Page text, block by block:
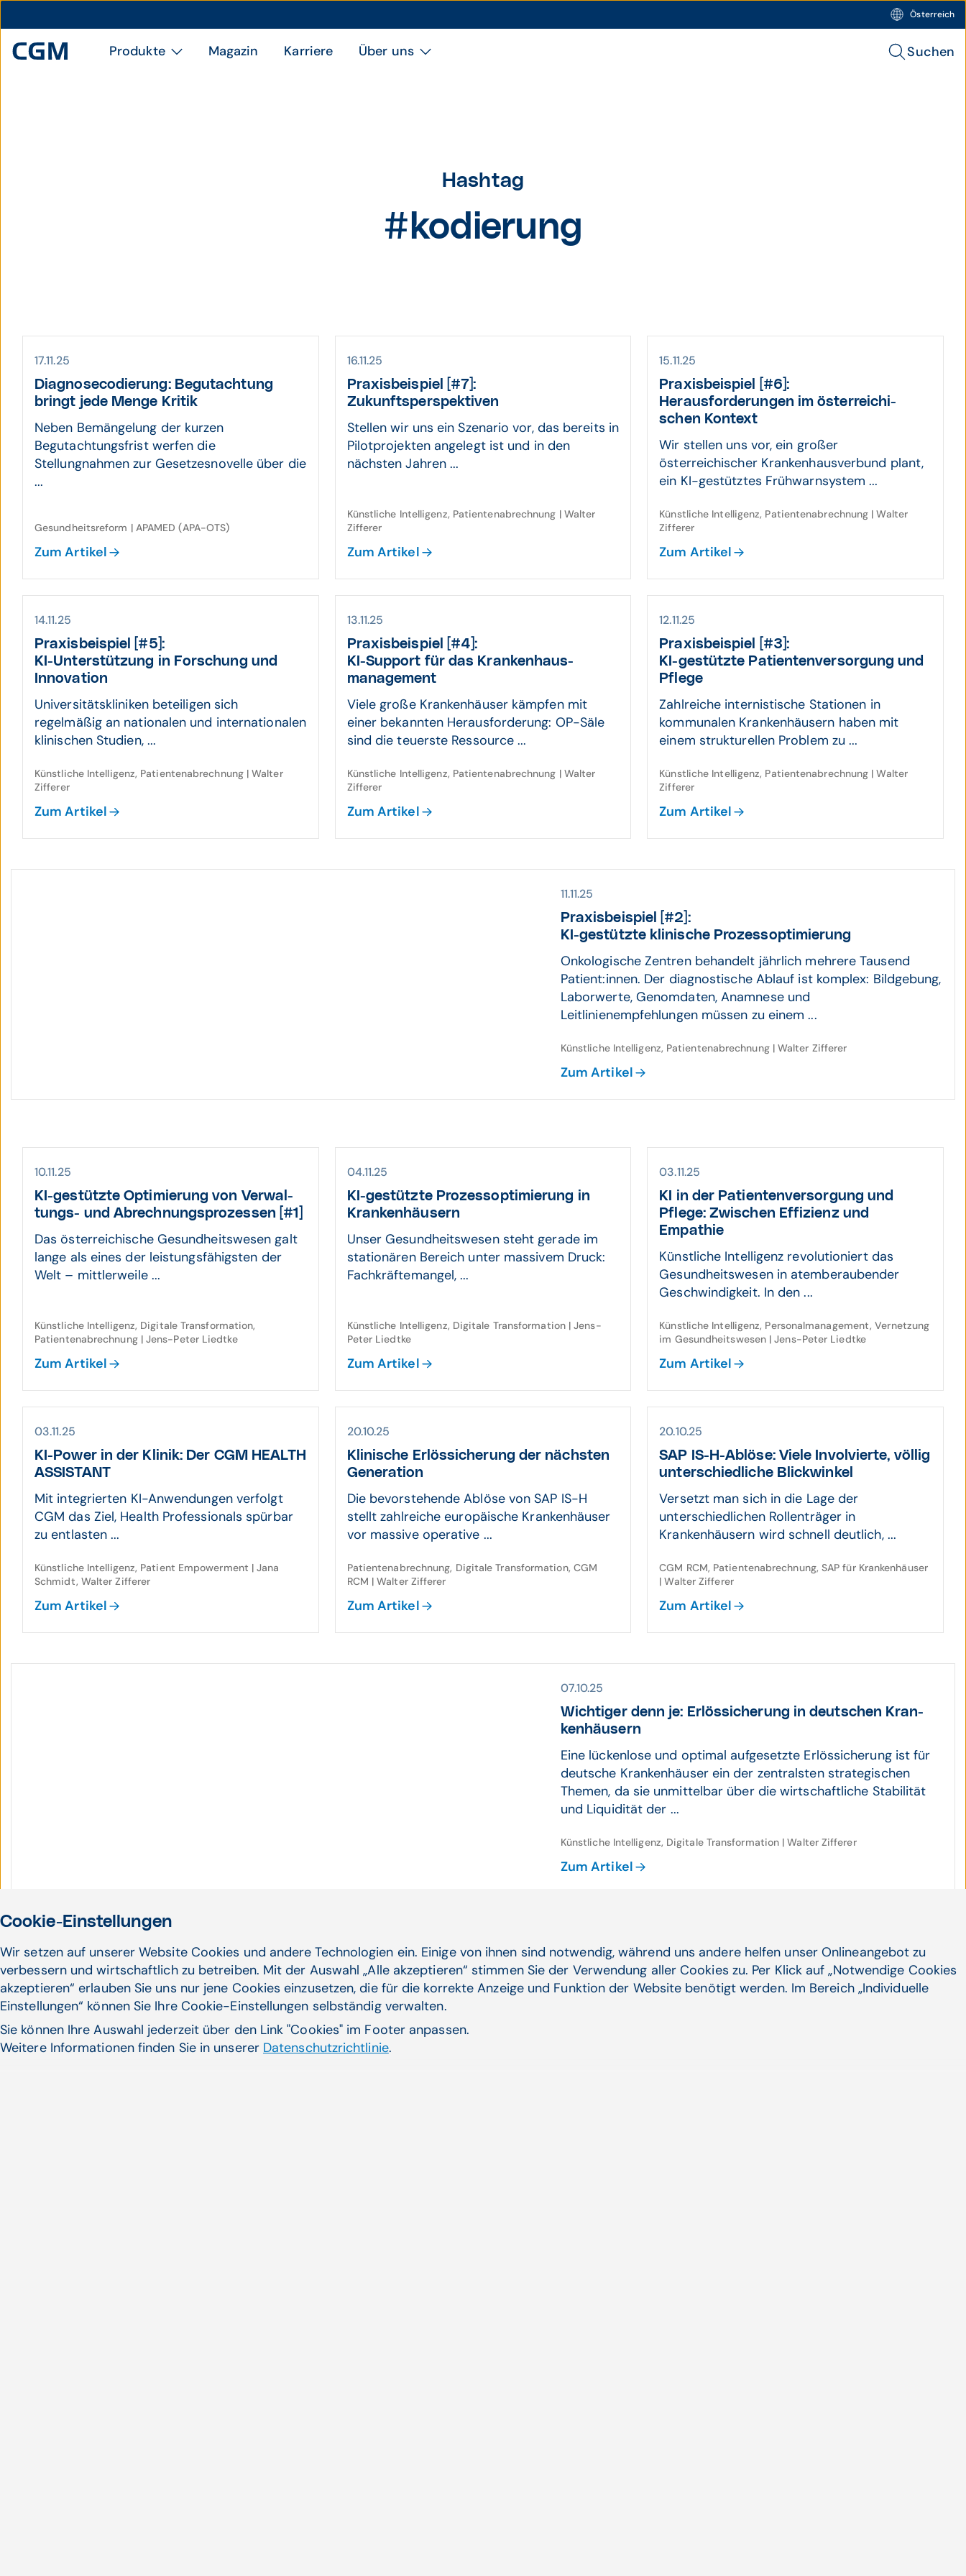
Österreich
Produkte Magazin Karriere Über uns Suchen
Hashtag
#kodierung
17.11.25
Diagnose­codierung: Begut­achtung
bringt jede Menge Kritik
Neben Bemängelung der kurzen
Begutachtungsfrist werfen die
Stellungnahmen zur Gesetzesnovelle über die
...
Gesundheitsreform | APAMED (APA-OTS)
Zum Artikel
16.11.25
Praxis­beispiel [#7]:
Zukunftsperspektiven
Stellen wir uns ein Szenario vor, das bereits in
Pilotprojekten angelegt ist und in den
nächsten Jahren ...
Künstliche Intelligenz, Patientenabrechnung | Walter
Zifferer
Zum Artikel
15.11.25
Praxis­beispiel [#6]:
Heraus­forde­rungen im öster­reichi­
schen Kontext
Wir stellen uns vor, ein großer
österreichischer Krankenhausverbund plant,
ein KI-gestütztes Frühwarnsystem ...
Künstliche Intelligenz, Patientenabrechnung | Walter
Zifferer
Zum Artikel
14.11.25
Praxis­beispiel [#5]:
KI-Unter­stützung in For­schung und
Inno­vation
Universitätskliniken beteiligen sich
regelmäßig an nationalen und internationalen
klinischen Studien, ...
Künstliche Intelligenz, Patientenabrechnung | Walter
Zifferer
Zum Artikel
13.11.25
Praxis­beispiel [#4]:
KI-Support für das Kranken­haus­
manage­ment
Viele große Krankenhäuser kämpfen mit
einer bekannten Herausforderung: OP-Säle
sind die teuerste Ressource ...
Künstliche Intelligenz, Patientenabrechnung | Walter
Zifferer
Zum Artikel
12.11.25
Praxis­beispiel [#3]:
KI-gestützte Patienten­ver­sorgung und
Pflege
Zahlreiche internistische Stationen in
kommunalen Krankenhäusern haben mit
einem strukturellen Problem zu ...
Künstliche Intelligenz, Patientenabrechnung | Walter
Zifferer
Zum Artikel
11.11.25
Praxis­beispiel [#2]:
KI-gestützte klinische Prozess­opti­mierung
Onkologische Zentren behandelt jährlich mehrere Tausend
Patient:innen. Der diagnostische Ablauf ist komplex: Bildgebung,
Laborwerte, Genomdaten, Anamnese und
Leitlinienempfehlungen müssen zu einem ...
Künstliche Intelligenz, Patientenabrechnung | Walter Zifferer
Zum Artikel
10.11.25
KI-gestützte Optimierung von Verwal­
tungs- und Abrech­nungs­prozes­sen [#1]
Das österreichische Gesundheitswesen galt
lange als eines der leistungsfähigsten der
Welt – mittlerweile ...
Künstliche Intelligenz, Digitale Transformation,
Patientenabrechnung | Jens-Peter Liedtke
Zum Artikel
04.11.25
KI-gestützte Prozess­opti­mierung in
Kranken­häusern
Unser Gesundheitswesen steht gerade im
stationären Bereich unter massivem Druck:
Fachkräftemangel, ...
Künstliche Intelligenz, Digitale Transformation | Jens-
Peter Liedtke
Zum Artikel
03.11.25
KI in der Patienten­ver­sor­gung und
Pflege: Zwischen Effi­zienz und
Empathie
Künstliche Intelligenz revolutioniert das
Gesundheitswesen in atemberaubender
Geschwindigkeit. In den ...
Künstliche Intelligenz, Personalmanagement, Vernetzung
im Gesundheitswesen | Jens-Peter Liedtke
Zum Artikel
03.11.25
KI-Power in der Klinik: Der CGM HEALTH
ASSISTANT
Mit integrierten KI-Anwendungen verfolgt
CGM das Ziel, Health Professionals spürbar
zu entlasten ...
Künstliche Intelligenz, Patient Empowerment | Jana
Schmidt, Walter Zifferer
Zum Artikel
20.10.25
Klinische Erlös­sicherung der nächsten
Gene­ration
Die bevorstehende Ablöse von SAP IS-H
stellt zahlreiche europäische Krankenhäuser
vor massive operative ...
Patientenabrechnung, Digitale Transformation, CGM
RCM | Walter Zifferer
Zum Artikel
20.10.25
SAP IS-H-Ablöse: Viele Involvierte, völlig
unter­schied­liche Blick­winkel
Versetzt man sich in die Lage der
unterschiedlichen Rollenträger in
Krankenhäusern wird schnell deutlich, ...
CGM RCM, Patientenabrechnung, SAP für Krankenhäuser
| Walter Zifferer
Zum Artikel
07.10.25
Wichtiger denn je: Erlös­sicherung in deut­schen Kran­
ken­häusern
Eine lückenlose und optimal aufgesetzte Erlössicherung ist für
deutsche Krankenhäuser ein der zentralsten strategischen
Themen, da sie unmittelbar über die wirtschaftliche Stabilität
und Liquidität der ...
Künstliche Intelligenz, Digitale Transformation | Walter Zifferer
Zum Artikel
07.10.25
Kodier­soft­ware goes KI
Eine der spannendsten und innovativsten
Themen in der Erlössicherung deutscher
Krankenhäuser ist aktuell die...
27.09.24
Die Umwandlung von unstrukturierten
medi­zinischer Infor­ma­tionenen
Das Umwandeln von unstrukturierten
medizinischen Informationen in strukturierte
24.07.24
KI, Cloud und Interoperabilität im Fokus
Cookie-Einstellungen
Wir setzen auf unserer Website Cookies und andere Technologien ein. Einige von ihnen sind notwendig, während uns andere helfen unser Onlineangebot zu
verbessern und wirtschaftlich zu betreiben. Mit der Auswahl „Alle akzeptieren“ stimmen Sie der Verwendung aller Cookies zu. Per Klick auf „Notwendige Cookies
akzeptieren“ erlauben Sie uns nur jene Cookies einzusetzen, die für die korrekte Anzeige und Funktion der Website benötigt werden. Im Bereich „Individuelle
Einstellungen“ können Sie Ihre Cookie-Einstellungen selbständig verwalten.
Sie können Ihre Auswahl jederzeit über den Link "Cookies" im Footer anpassen.
Weitere Informationen finden Sie in unserer Datenschutzrichtlinie.